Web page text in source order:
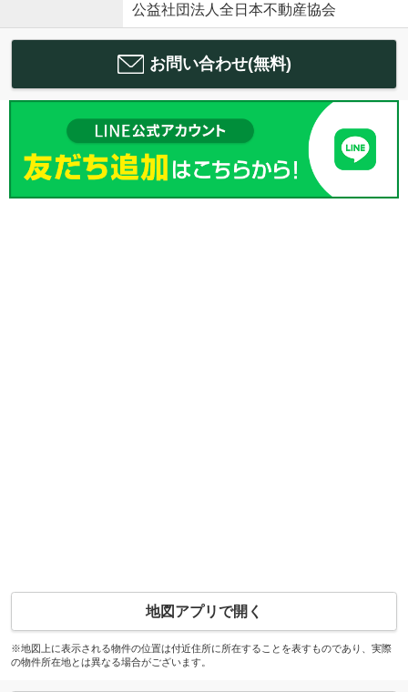
公益社団法人全日本不動産協会
お問い合わせ(無料)
地図アプリで開く
※地図上に表示される物件の位置は付近住所に所在することを表すものであり、実際
の物件所在地とは異なる場合がございます。